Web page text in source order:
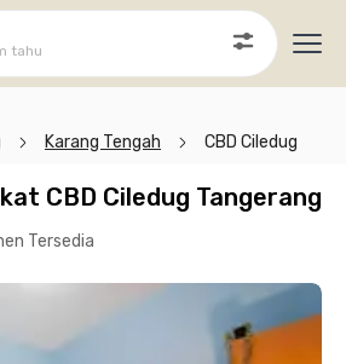
tahu
Karang Tengah CBD Ciledug
CBD Ciledug Tangerang
Tersedia